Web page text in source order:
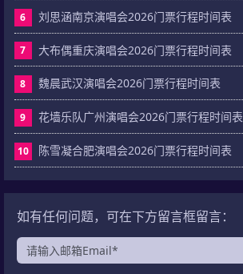
6 刘思涵南京演唱会2026门票行程时间表
7 大布偶重庆演唱会2026门票行程时间表
8 魏晨武汉演唱会2026门票行程时间表
9 花墙乐队广州演唱会2026门票行程时间表
10 陈雪凝合肥演唱会2026门票行程时间表
如有任何问题，可在下方留言框留言：